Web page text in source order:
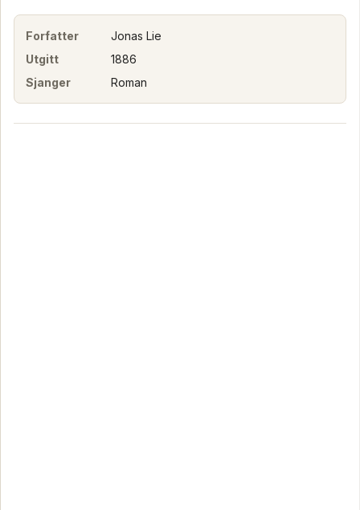
Forfatter
Jonas Lie
Utgitt
1886
Sjanger
Roman